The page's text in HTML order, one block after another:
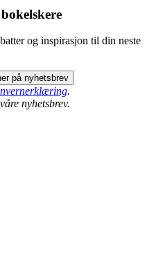
og inspirasjon til din neste
på nyhetsbrev
.
nyhetsbrev.